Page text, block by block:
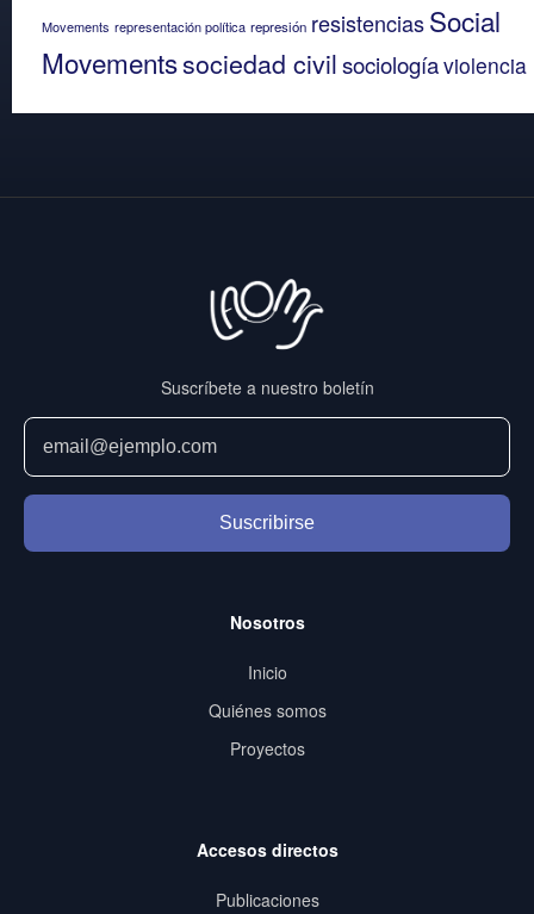
Movements representación política represión resistenciasSocial
Movementssociedad civilsociologíaviolencia
Suscríbete a nuestro boletín
Suscribirse
Nosotros
Inicio
Quiénes somos
Proyectos
Accesos directos
Publicaciones